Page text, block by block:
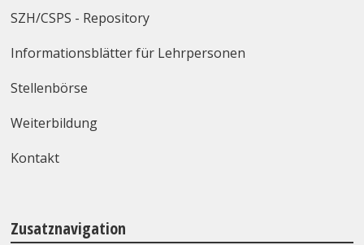
SZH/CSPS - Repository
Informationsblätter für Lehrpersonen
Stellenbörse
Weiterbildung
Kontakt
Zusatznavigation